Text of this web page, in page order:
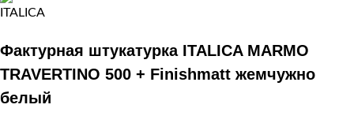
Фактурная штукатурка ITALICA MARMO
TRAVERTINO 500 + Finishmatt жемчужно
белый